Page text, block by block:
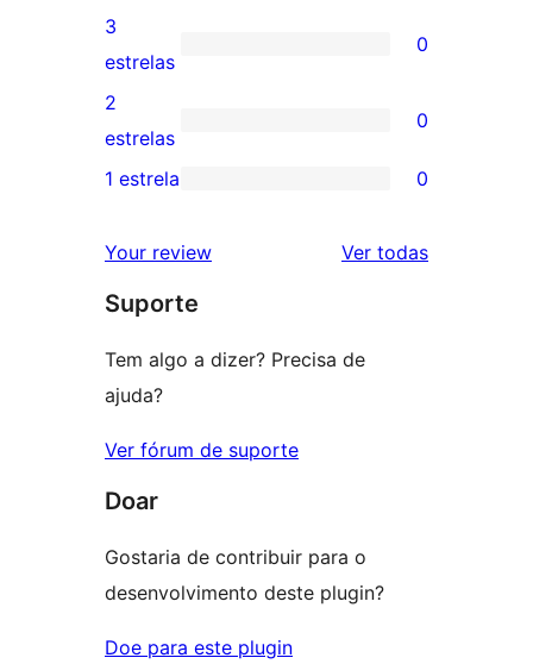
5
estrela
avaliação
com
4
estrela
0
avaliação
com
3
3
estrelas
0
0
avaliação
2
2
estrelas
0
com
1
1 estrela 0
Your review Ver todasavaliações
Suporte
Tem algo a dizer? Precisa de
ajuda?
Ver fórum de suporte
Doar
Gostaria de contribuir para o
desenvolvimento deste plugin?
Doe para este plugin